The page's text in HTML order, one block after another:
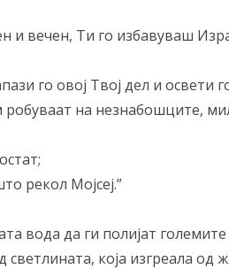
и вечен, Ти го избавуваш
го овој Твој дел и освети
на незнабошците,
рекол Мојсеј.”
вода да ги полијат
која изгреала од